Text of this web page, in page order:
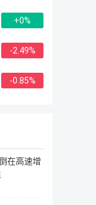
+0%
-2.49%
-0.85%
在高速增